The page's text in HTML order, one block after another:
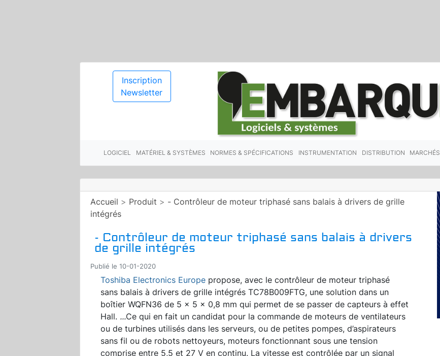
Inscription
Newsletter
LOGICIEL MATÉRIEL & SYSTÈMES NORMES & SPÉCIFICATIONS INSTRUMENTATION DISTRIBUTION MARCHÉS
Accueil > Produit > - Contrôleur de moteur triphasé sans balais à drivers de grille
intégrés
- Contrôleur de moteur triphasé sans balais à drivers
de grille intégrés
Publié le 10-01-2020
Toshiba Electronics Europe propose, avec le contrôleur de moteur triphasé
sans balais à drivers de grille intégrés TC78B009FTG, une solution dans un
boîtier WQFN36 de 5 x 5 x 0,8 mm qui permet de se passer de capteurs à effet
Hall. ...Ce qui en fait un candidat pour la commande de moteurs de ventilateurs
ou de turbines utilisés dans les serveurs, ou de petites pompes, d’aspirateurs
sans fil ou de robots nettoyeurs, moteurs fonctionnant sous une tension
comprise entre 5,5 et 27 V en continu. La vitesse est contrôlée par un signal